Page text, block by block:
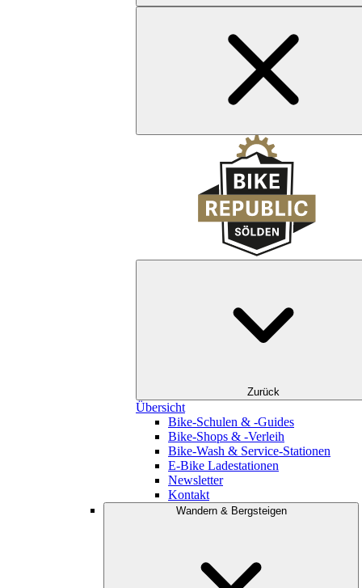
Zurück
Übersicht
Bike-Schulen & -Guides
Bike-Shops & -Verleih
Bike-Wash & Service-Stationen
E-Bike Ladestationen
Newsletter
Kontakt
Wandern & Bergsteigen